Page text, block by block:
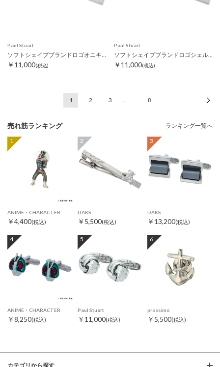
Paul Stuart
ソフトシェイプブランドロゴオニキスタイピン
￥11,000(税込)
Paul Stuart
ソフトシェイプブランドロゴシェルタイピン ホワイト
￥11,000(税込)
1 2 3 … 8
売れ筋ランキング ランキング一覧へ
1
ANIME・CHARACTER
￥4,400(税込)
2
DAKS
￥5,500(税込)
3
DAKS
￥13,200(税込)
4
ANIME・CHARACTER
￥8,250(税込)
5
Paul Stuart
￥11,000(税込)
6
prossimo
￥5,500(税込)
カテゴリから探す